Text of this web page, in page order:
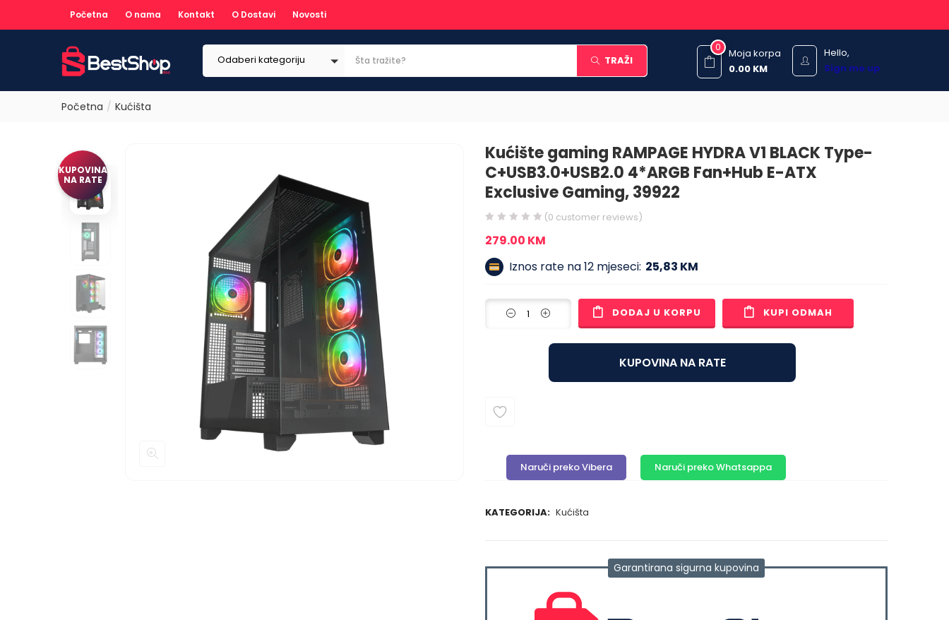
Početna O nama Kontakt O Dostavi Novosti
Odaberi kategoriju TRAŽI
Hello,
Sign me up
0
Moja korpa
0.00 KM
Početna Kućišta
KUPOVINA
NA RATE
Kućište gaming RAMPAGE HYDRA V1 BLACK Type-
C+USB3.0+USB2.0 4*ARGB Fan+Hub E-ATX
Exclusive Gaming, 39922
(0 customer reviews)
279.00 KM
Iznos rate na 12 mjeseci: 25,83 KM
DODAJ U KORPU KUPI ODMAH
KUPOVINA NA RATE
Naruči preko Vibera Naruči preko Whatsappa
KATEGORIJA: Kućišta
Garantirana sigurna kupovina